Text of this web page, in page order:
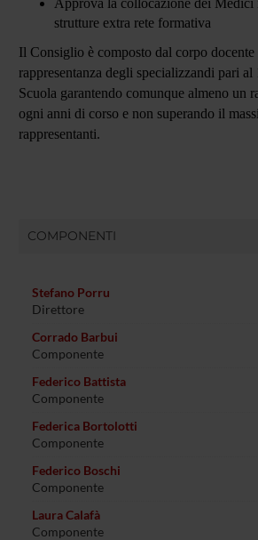
Approva la collocazione dei Medici
strutture extra rete formativa
Il Consiglio è composto dal corpo docente
rappresentanza degli specializzandi pari
Scuola garantendo comunque almeno un
ogni anni di corso e non superando il
rappresentanti.
COMPONENTI
Stefano Porru
Direttore
Corrado Barbui
Componente
Federico Battista
Componente
Federica Bortolotti
Componente
Federico Boschi
Componente
Laura Calafà
Componente